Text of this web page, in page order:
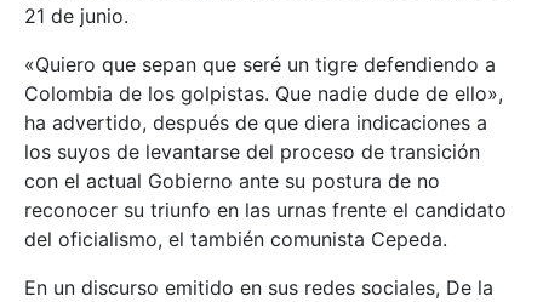
21 de junio.
«Quiero que sepan que seré un tigre defendiendo a
Colombia de los golpistas. Que nadie dude de ello»,
ha advertido, después de que diera indicaciones a
los suyos de levantarse del proceso de transición
con el actual Gobierno ante su postura de no
reconocer su triunfo en las urnas frente el candidato
del oficialismo, el también comunista Cepeda.
En un discurso emitido en sus redes sociales, De la